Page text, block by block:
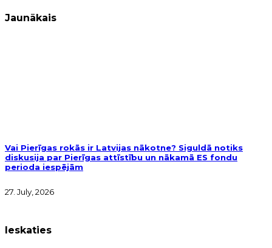
Jaunākais
Vai Pierīgas rokās ir Latvijas nākotne? Siguldā notiks
diskusija par Pierīgas attīstību un nākamā ES fondu
perioda iespējām
27. July, 2026
Ieskaties